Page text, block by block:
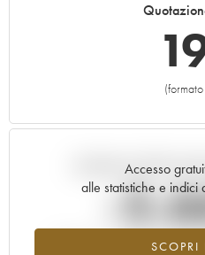
Accesso
alle statistiche e
SCOPRI
Andamento della
-
Tendenza al ribasso per il